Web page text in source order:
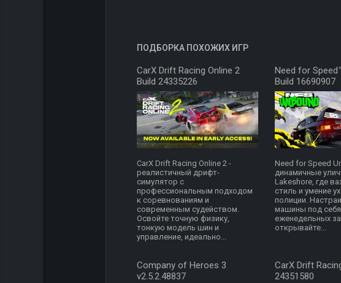
ПОДБОРКА ПОХОЖИХ ИГР
CarX Drift Racing Online 2
Build 24335226
CarX Drift Racing Online 2 -
реалистичный дрифт-
симулятор с
профессиональным подходом
к соревнованиям и
современным судейством.
Освойте точную физику,
тонкую модель шин и
управление, идеально...
Need for
Build 16690907
Need for Speed
динамичные
Lakeshore, где
стиль и умение
полиции.
машины под
еженедельных
открывайте...
Company of Heroes 3
v2.5.2.48837
CarX Drift
24351580